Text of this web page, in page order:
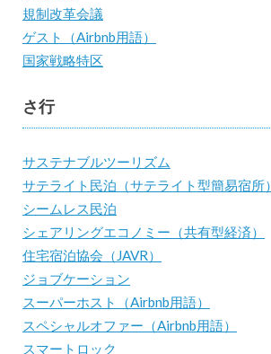
規制改革会議
ゲスト（Airbnb用語）
国家戦略特区
さ行
サステナブルツーリズム
サテライト民泊（サテライト型簡易宿所）
シームレス民泊
シェアリングエコノミー（共有型経済）
住宅宿泊協会（JAVR）
ジョブケーション
スーパーホスト（Airbnb用語）
スペシャルオファー（Airbnb用語）
スマートロック